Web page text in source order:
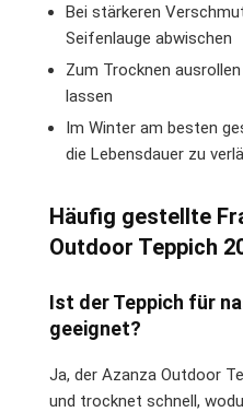
Bei stärkeren
Seifenlauge abwischen
Zum Trocknen
lassen
Im Winter am besten
die Lebensdauer zu
Häufig gestellte
Outdoor Teppich
Ist der Teppich für
geeignet?
Ja, der Azanza Outdoor
und trocknet schnell,